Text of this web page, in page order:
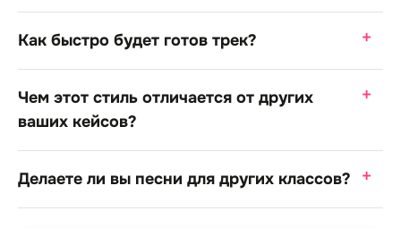
Как быстро будет готов трек?
Чем этот стиль отличается от других
ваших кейсов?
Делаете ли вы песни для других классов?